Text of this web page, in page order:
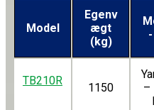
Model
Egenv
ægt
(kg)
TB210R
1150
–